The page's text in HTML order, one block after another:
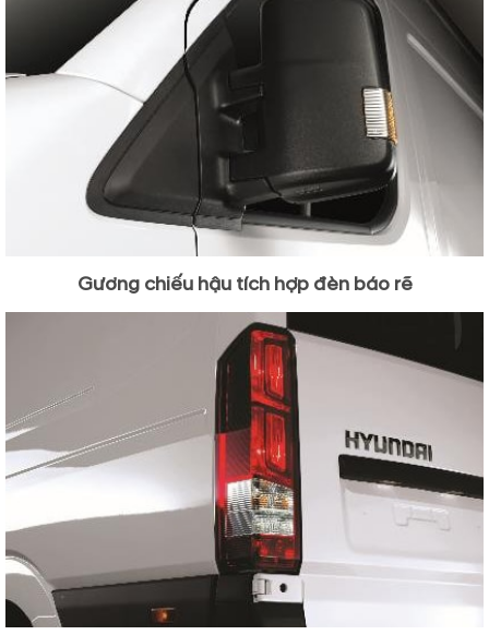
Gương chiếu hậu tích hợp đèn báo rẽ